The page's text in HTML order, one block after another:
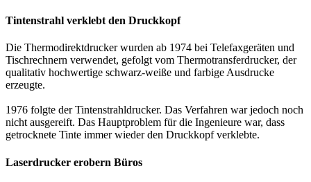
Tintenstrahl verklebt den Druckkopf
Die Thermodirektdrucker wurden ab 1974 bei Telefaxgeräten und
Tischrechnern verwendet, gefolgt vom Thermotransferdrucker, der
qualitativ hochwertige schwarz-weiße und farbige Ausdrucke
erzeugte.
1976 folgte der Tintenstrahldrucker. Das Verfahren war jedoch noch
nicht ausgereift. Das Hauptproblem für die Ingenieure war, dass
getrocknete Tinte immer wieder den Druckkopf verklebte.
Laserdrucker erobern Büros